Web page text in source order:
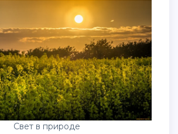
Свет в природе